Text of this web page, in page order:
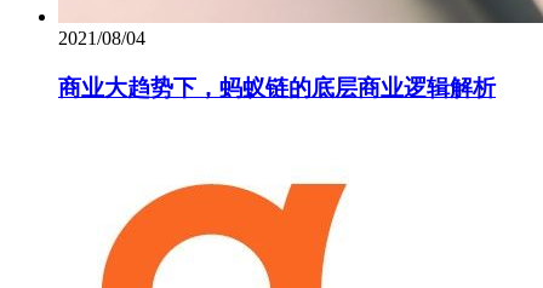
2021/08/04
商业大趋势下，蚂蚁链的底层商业逻辑解析